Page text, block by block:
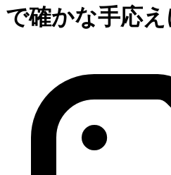
で確かな手応え